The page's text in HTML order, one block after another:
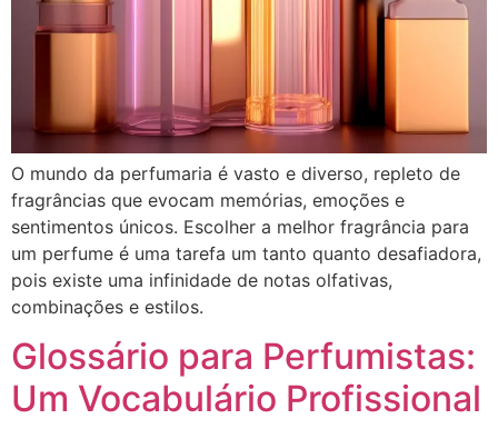
O mundo da perfumaria é vasto e diverso, repleto de
fragrâncias que evocam memórias, emoções e
sentimentos únicos. Escolher a melhor fragrância para
um perfume é uma tarefa um tanto quanto desafiadora,
pois existe uma infinidade de notas olfativas,
combinações e estilos.
Glossário para Perfumistas:
Um Vocabulário Profissional